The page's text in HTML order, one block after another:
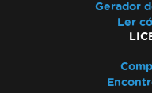
Gerador
Ler